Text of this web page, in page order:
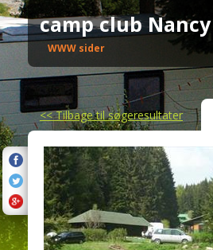
camp club Nancy
WWW sider
<<Tilbage til søgeresultater